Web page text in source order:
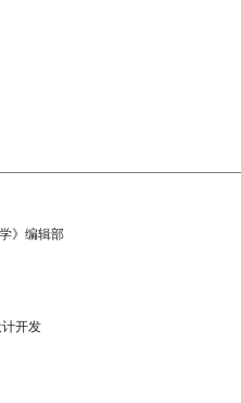
》编辑部
开发